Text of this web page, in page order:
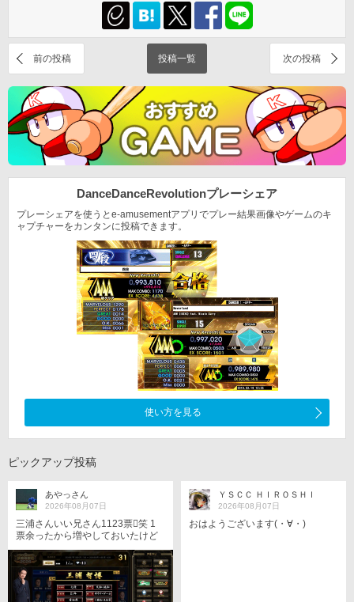
前の投稿 投稿一覧 次の投稿
DanceDanceRevolutionプレーシェア
プレーシェアを使うとe-amusementアプリでプレー結果画像やゲームのキ
ャプチャーをカンタンに投稿できます。
使い方を見る
ピックアップ投稿
あやっさん
2026年08月07日
三浦さんいい兄さん1123票󾌾笑 1
票余ったから増やしておいたけど
ね󾌰1124票！ 1対局で1位取れまし
た󾌱 CPU大暴れだったけど、危な
かったー！🥺 13時から仕事行って
きまーす󾍄 人間関係…疲れた󾍄30代
なのに白髪増えた󾆞‍🦳笑
ＹＳＣＣ ＨＩＲＯＳＨＩ
2026年08月07日
おはようございます(・∀・)